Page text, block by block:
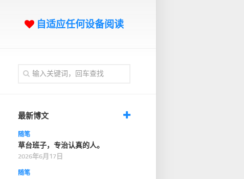
自适应任何设备阅读
最新博文
随笔
草台班子，专治认真的人。
2026年6月17日
随笔